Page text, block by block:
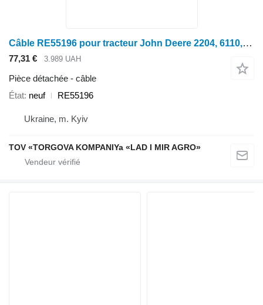
Câble RE55196 pour tracteur John Deere 2204, 6110, 6200, 6210, 6300, 6310, 6310L, 6400, 6410, 6500L, 6510S, 7200, 7400, 7600, 8400
77,31 € 3.989 UAH
Pièce détachée - câble
État neuf RE55196
Ukraine, m. Kyiv
TOV «TORGOVA KOMPANIYa «LAD I MIR AGRO»